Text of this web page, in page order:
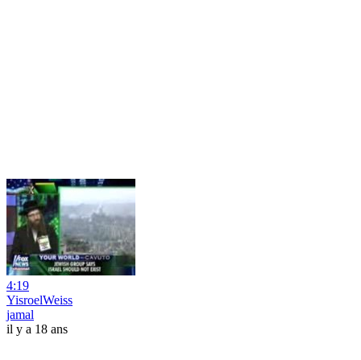
4:19
YisroelWeiss
jamal
il y a 18 ans